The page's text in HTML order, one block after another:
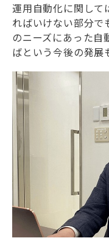
運用自動化に関して
ればいけない部分で
のニーズにあった
ばという今後の発展